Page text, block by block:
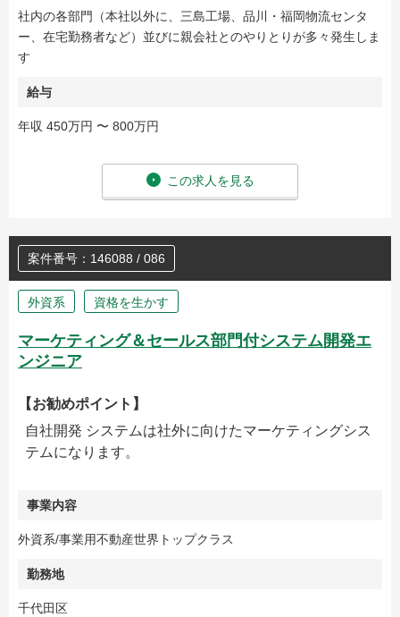
社内の各部門（本社以外に、三島工場、品川・福岡物流センタ
ー、在宅勤務者など）並びに親会社とのやりとりが多々発生しま
す
給与
年収 450万円 〜 800万円
この求人を見る
案件番号：146088 / 086
外資系 資格を生かす
マーケティング＆セールス部門付システム開発エ
ンジニア
【お勧めポイント】
自社開発 システムは社外に向けたマーケティングシス
テムになります。
事業内容
外資系/事業用不動産世界トップクラス
勤務地
千代田区